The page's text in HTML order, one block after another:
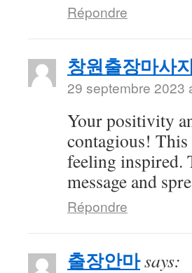
Répondre
창원출장마사지
29 septembre 2023
Your positivity
contagious!
feeling inspired.
message and
Répondre
출장안마says: